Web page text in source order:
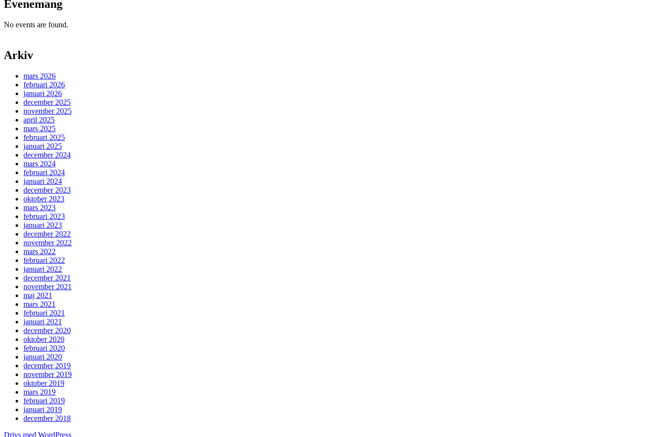
Evenemang
No events are found.
Arkiv
mars 2026
februari 2026
januari 2026
december 2025
november 2025
april 2025
mars 2025
februari 2025
januari 2025
december 2024
mars 2024
februari 2024
januari 2024
december 2023
oktober 2023
mars 2023
februari 2023
januari 2023
december 2022
november 2022
mars 2022
februari 2022
januari 2022
december 2021
november 2021
maj 2021
mars 2021
februari 2021
januari 2021
december 2020
oktober 2020
februari 2020
januari 2020
december 2019
november 2019
oktober 2019
mars 2019
februari 2019
januari 2019
december 2018
Drivs med WordPress